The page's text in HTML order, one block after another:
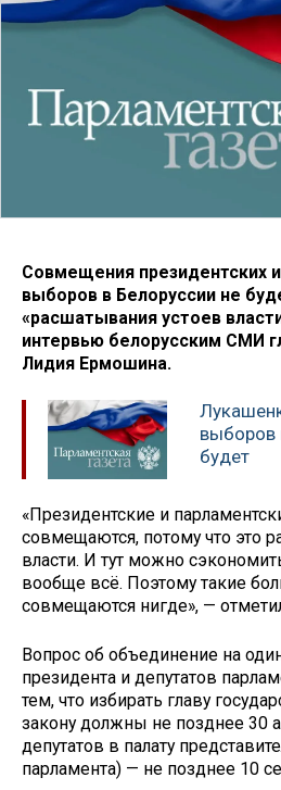
Совмещения президентских
выборов в Белоруссии не
«расшатывания устоев
интервью белорусским СМИ
Лидия Ермошина.
выборов
будет
«Президентские и
совмещаются, потому что это
власти. И тут можно
вообще всё. Поэтому такие
совмещаются нигде», —
Вопрос об объединение на
президента и депутатов
тем, что избирать главу
закону должны не позднее 30
депутатов в палату
парламента) — не позднее 10